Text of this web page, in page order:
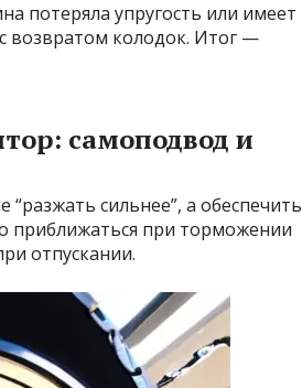
потеряла упругость или имеет
возвратом колодок. Итог —
самоподвод и
сильнее”, а обеспечить
приближаться при торможении
отпускании.